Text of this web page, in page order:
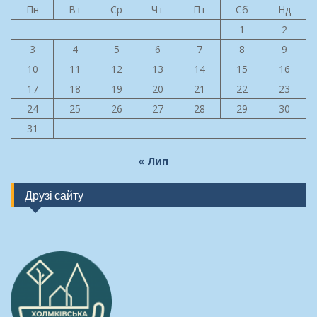
Пн Вт Ср Чт Пт Сб
Нд
1
2
3
4 5 6 7 8
9
10
11 12 13 14 15
16
17
18 19 20 21 22
23
24
25 26 27 28 29
30
31
« Лип
Друзі сайту